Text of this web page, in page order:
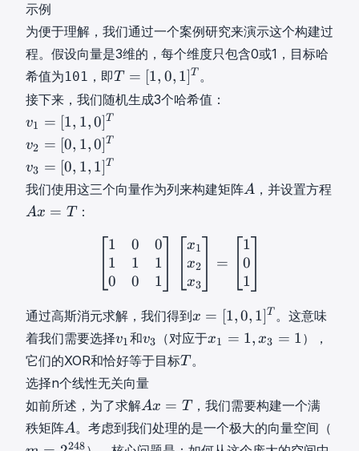
s
,
,
v
_
2
,
s
\
2
…
,
x
T
x
=
[
_
2
,
d
o
t
s
}
x
_
\
0
}
x
_
i
示例
为便于理解，我们通过一个案例研究来演示这个构建过
程。假设向量是3维的，每个维度只包含0或1，目标哈
希值为101 ，即T
=
[
,
=
1
,
,
1
]
^
T
T = [1, 0, 1]T 。
接下来，我们随机生成3个哈希值：
v
1
=
[
1
,
v
_
1
=
[
1
,
v1 = [1, 1,0]T
v
2
=
[
0
]
T
v
_
2
=
[
0
v2 = [0, 1,0]T
v
3
=
[
1
]
T
v
_
3
=
v3 = [0, 1, 1]T
我们使用这三个向量作为列来构建矩阵 A
A ，并设置方程
Ax = T ：
10 01
1
1
0
0
1
0
0
1
1
x1
x2
x3
=
1
0
1
通过高斯消元求解，我们得到x
=
1
0
,
1
x = [1,0, 1]T 。这意味
着我们需要选择v
1
v
_
1
v1和v
3
v
_
3
v3 （对应于x
,
x
3
x1 = 1, x3 = 1 ），
它们的XOR和恰好等于目标T
T 。
选择n个线性无关向量
如前所述，为了求解 A
x
=
Ax = T ，我们需要构建一个满
秩矩阵 A
A
A。考虑到我们处理的是一个极大的向量空间（
248